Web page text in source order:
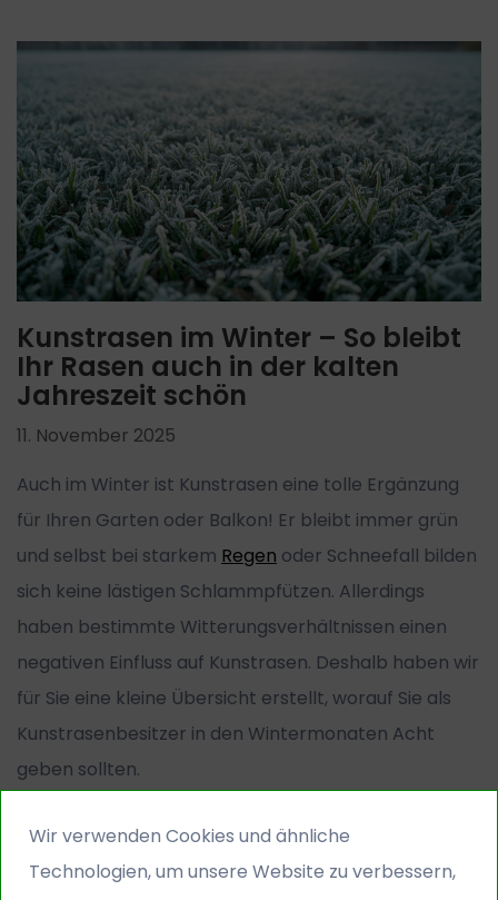
Wir verwenden Cookies und ähnliche
Technologien, um unsere Website zu verbessern,
Kunstrasen im Winter – So bleibt
Ihr Rasen auch in der kalten
Jahreszeit schön
11. November 2025
Auch im Winter ist Kunstrasen eine tolle Ergänzung
für Ihren Garten oder Balkon! Er bleibt immer grün
und selbst bei starkem Regen oder Schneefall bilden
sich keine lästigen Schlammpfützen. Allerdings
haben bestimmte Witterungsverhältnissen einen
negativen Einfluss auf Kunstrasen. Deshalb haben wir
für Sie eine kleine Übersicht erstellt, worauf Sie als
Kunstrasenbesitzer in den Wintermonaten Acht
geben sollten.